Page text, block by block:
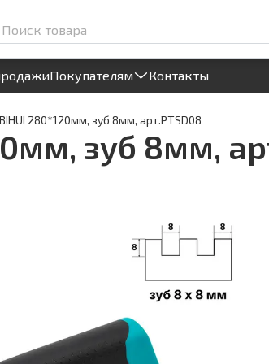
Круглосуточный! Прием заявок на
Покупателям Контакты
280*120мм, зуб 8мм, арт.PTSD08
зуб 8мм,